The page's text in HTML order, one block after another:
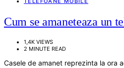
Cum se amaneteaza un
1,4K VIEWS
2 MINUTE READ
Casele de amanet reprezinta la ora